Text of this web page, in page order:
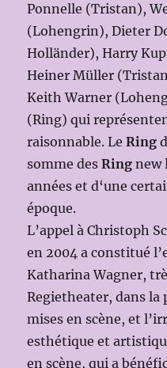
Ponnelle (Tristan),
(Lohengrin), Dieter
Holländer), Harry
Heiner Müller
Keith Warner
(Ring) qui
raisonnable. LeRing
somme desRingnew
années et d‘une
époque.
L’appel à Christoph
en 2004 a constitué
Katharina Wagner,
Regietheater, dans
mises en scène, et
esthétique et
en scène, qui a